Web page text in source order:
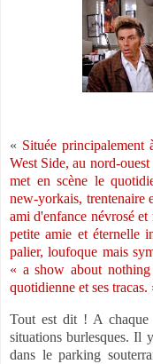
« Située
West Side, au nord-
met en scène le
new-yorkais, trentenaire
ami d'enfance névrosé
petite amie et éternelle
palier, loufoque mais
« a show about
quotidienne et ses tracas.
Tout est dit ! A chaque
situations burlesques. Il
dans le parking